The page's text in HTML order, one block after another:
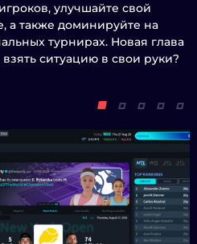
улучшайте свой
а также доминируйте на
турнирах. Новая глава
ситуацию в свои руки?